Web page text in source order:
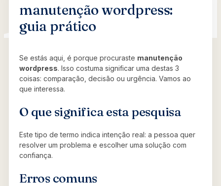
manutenção wordpress:
guia prático
Se estás aqui, é porque procuraste manutenção
wordpress. Isso costuma significar uma destas 3
coisas: comparação, decisão ou urgência. Vamos ao
que interessa.
O que significa esta pesquisa
Este tipo de termo indica intenção real: a pessoa quer
resolver um problema e escolher uma solução com
confiança.
Erros comuns